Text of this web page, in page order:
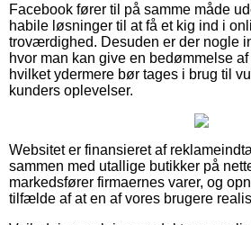
Facebook fører til på samme måde
habile løsninger til at få et kig ind i
troværdighed. Desuden er der nogle
hvor man kan give en bedømmelse
hvilket ydermere bør tages i brug til
kunders oplevelser.
Websitet er finansieret af
sammen med utallige butikker på
markedsfører firmaernes varer, og
tilfælde af at en af vores brugere